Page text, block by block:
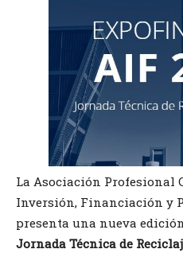
La Asociación Profesional
Inversión, Financiación y
presenta una nueva
Jornada Técnica de